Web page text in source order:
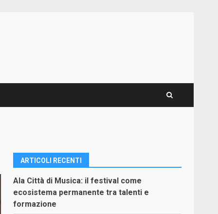
ARTICOLI RECENTI
Ala Città di Musica: il festival come
ecosistema permanente tra talenti e
formazione